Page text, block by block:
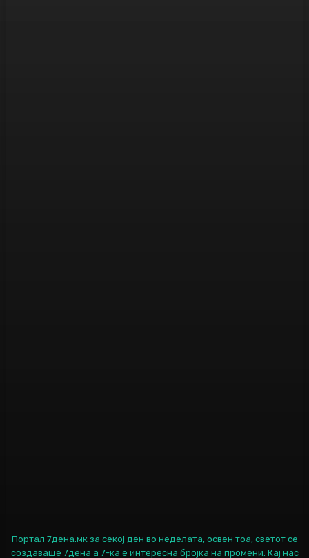
Портал 7дена.мк за секој ден во неделата, освен тоа, светот се
создаваше 7дена а 7-ка е интересна бројка на промени. Кај нас